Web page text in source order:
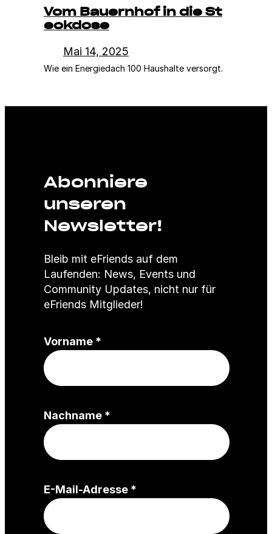
Vom Bauernhof in die St
eckdose
Mai 14, 2025
Wie ein Energiedach 100 Haushalte versorgt.
Abonniere
unseren
Newsletter!
Bleib mit eFriends auf dem
Laufenden: News, Events und
Community Updates, nicht nur für
eFriends Mitglieder!
Vorname (
l
c
f
l
*
Nachname (
l
c
*
E-Mail-Adresse (*